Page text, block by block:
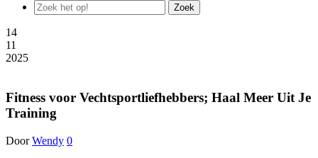
Zoek
14
11
2025
Fitness voor Vechtsportliefhebbers; Haal Meer Uit Je
Training
DoorWendy 0